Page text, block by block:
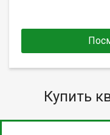
Купить